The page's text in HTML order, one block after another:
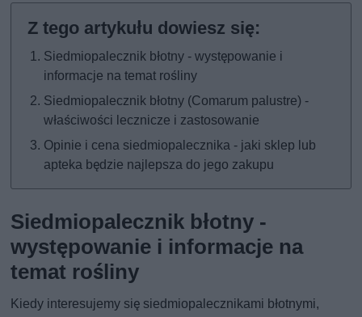
Siedmiopalecznik błotny - występowanie i
informacje na temat rośliny
Siedmiopalecznik błotny (Comarum palustre) -
właściwości lecznicze i zastosowanie
Opinie i cena siedmiopalecznika - jaki sklep lub
apteka będzie najlepsza do jego zakupu
Siedmiopalecznik błotny -
występowanie i informacje na
temat rośliny
Kiedy interesujemy się siedmiopalecznikami błotnymi,